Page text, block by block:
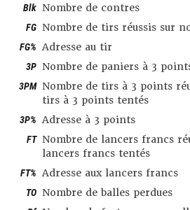
Blk Nombre de contres
FG Nombre de tirs réussis sur
FG% Adresse au tir
3P Nombre de paniers à 3
3PM Nombre de tirs à 3 points
tirs à 3 points tentés
3P% Adresse à 3 points
FT Nombre de lancers francs
lancers francs tentés
FT% Adresse aux lancers francs
TO Nombre de balles perdues